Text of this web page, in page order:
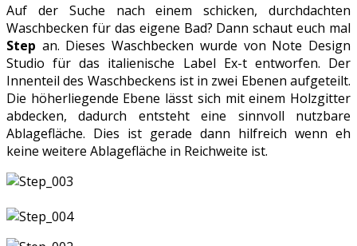
Auf der Suche nach einem schicken, durchdachten
Waschbecken für das eigene Bad? Dann schaut euch mal
Step an. Dieses Waschbecken wurde von Note Design
Studio für das italienische Label Ex-t entworfen. Der
Innenteil des Waschbeckens ist in zwei Ebenen aufgeteilt.
Die höherliegende Ebene lässt sich mit einem Holzgitter
abdecken, dadurch entsteht eine sinnvoll nutzbare
Ablagefläche. Dies ist gerade dann hilfreich wenn eh
keine weitere Ablagefläche in Reichweite ist.